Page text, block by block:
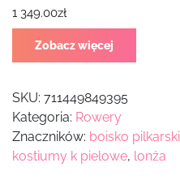
1 349.00zł
Zobacz więcej
SKU: 711449849395
Kategoria: Rowery
Znaczników: boisko
kostiumy k pielowe, lonża